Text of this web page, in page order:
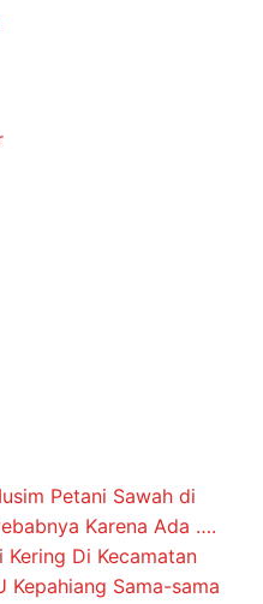
Petani Sawah di
Karena Ada ….
Kering Di Kecamatan
Kepahiang Sama-sama